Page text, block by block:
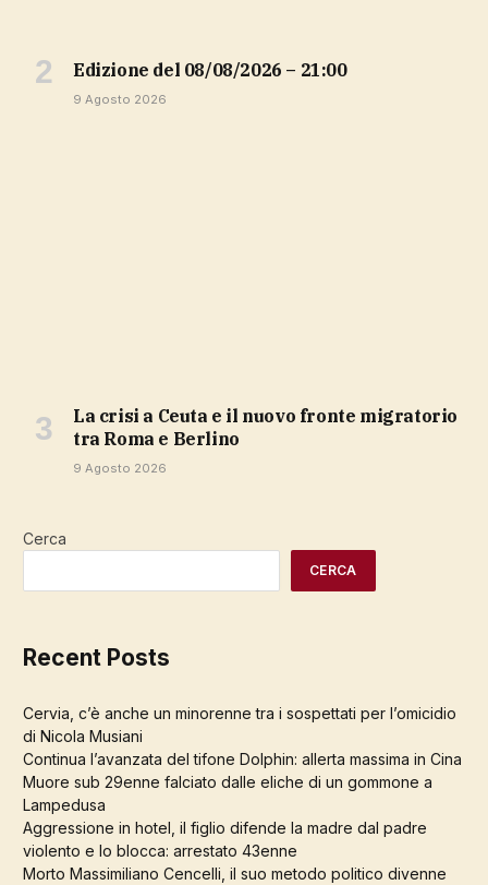
Edizione del 08/08/2026 – 21:00
9 Agosto 2026
La crisi a Ceuta e il nuovo fronte migratorio
tra Roma e Berlino
9 Agosto 2026
Cerca
CERCA
Recent Posts
Cervia, c’è anche un minorenne tra i sospettati per l’omicidio
di Nicola Musiani
Continua l’avanzata del tifone Dolphin: allerta massima in Cina
Muore sub 29enne falciato dalle eliche di un gommone a
Lampedusa
Aggressione in hotel, il figlio difende la madre dal padre
violento e lo blocca: arrestato 43enne
Morto Massimiliano Cencelli, il suo metodo politico divenne